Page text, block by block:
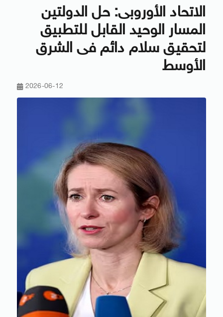
الاتحاد الأوروبى: حل الدولتين
المسار الوحيد القابل للتطبيق
لتحقيق سلام دائم فى الشرق
الأوسط
2026-06-12